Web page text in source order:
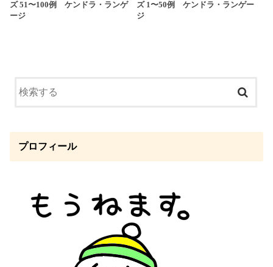
ズ 51〜100例 ケンドラ・ランゲ
ージ
ズ 1〜50例 ケンドラ・ランゲー
ジ
プロフィール